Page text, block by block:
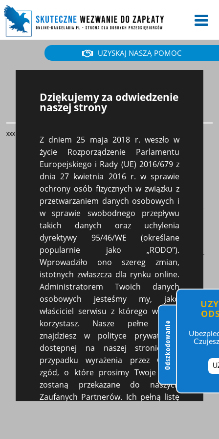
Dziękujemy za odwiedzenie
naszej strony
Z dniem 25 maja 2018 r. weszło w
życie Rozporządzenie Parlamentu
Europejskiego i Rady (UE) 2016/679 z
dnia 27 kwietnia 2016 r. w sprawie
ochrony osób fizycznych w związku z
przetwarzaniem danych osobowych i
w sprawie swobodnego przepływu
takich danych oraz uchylenia
dyrektywy 95/46/WE (określane
popularnie jako „RODO").
Wprowadziło ono szereg zmian,
istotnych zwłaszcza dla rynku online.
Administratorem Twoich danych
osobowych jesteśmy my, jako
właściciel serwisu z którego właśnie
korzystasz. Nasze pełne dane
znajdziesz w polityce prywatności
dostępnej na naszej stronie. W
przypadku wyrażenia przez Ciebie
zgód, o które prosimy Twoje dane
zostaną przekazane do naszych
Zaufanych Partnerów. Ich pełną listę
UZYSKAJ NASZĄ POMOC
Niezapłacona faktura z
zagranicy
xxx
Online Kancelaria
ul.Gagarina 48/9, 54-620 Wrocław
NIP:8322017588
TEL.696 612 710
E-mail:sekretariat@online-kancelaria.pl
Rachunek ING Bank
37 1050 1575 1000 0092 5876 9844
Odszkodowanie